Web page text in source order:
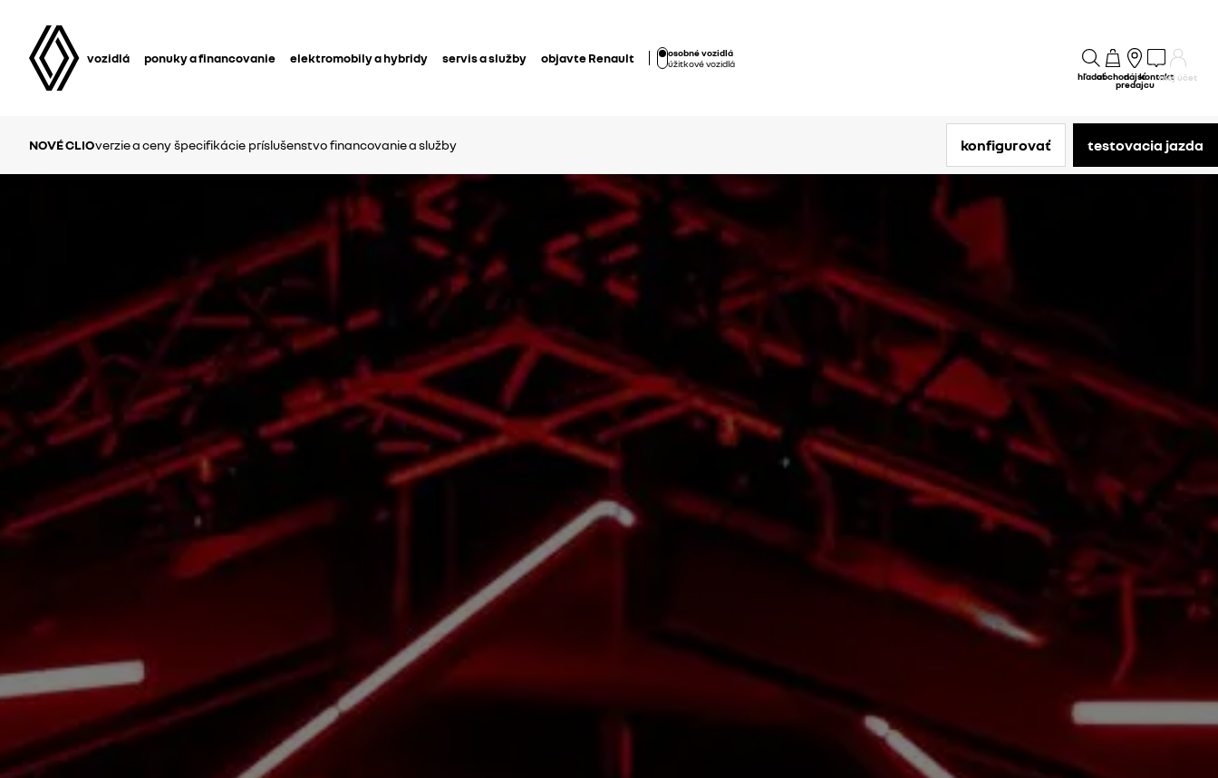
vozidlá ponuky a financovanie elektromobily a hybridy servis a služby objavte Renault
osobné vozidlá
úžitkové vozidlá
hľadaťobchodnájsť
predajcu
kontaktmôj účet
NOVÉ CLIOverzie a cenyšpecifikácie príslušenstvo financovanie a služby konfigurovať testovacia jazda